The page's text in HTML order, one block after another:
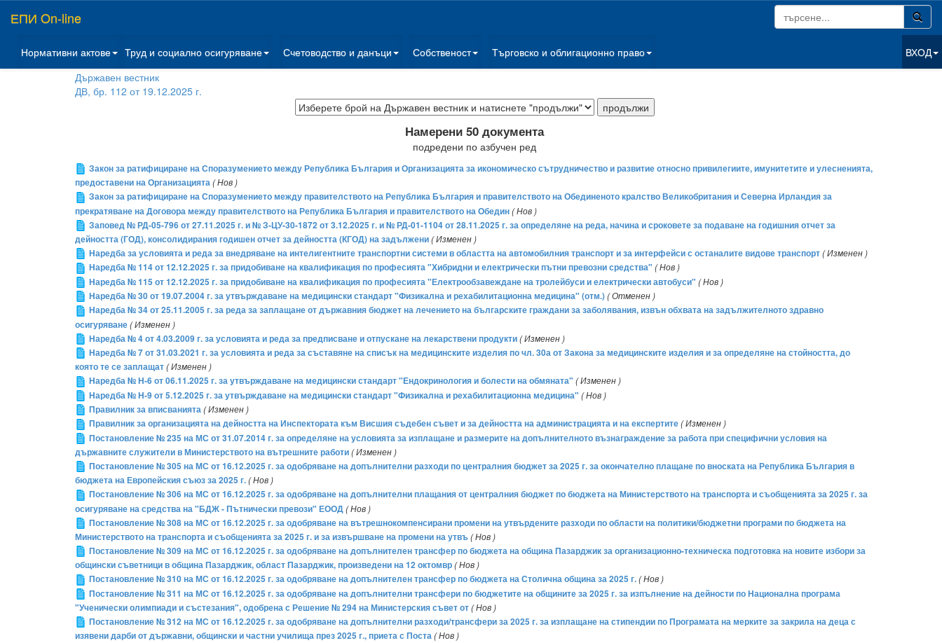
ЕПИ On-line
Нормативни актове Труд и социално осигуряване Счетоводство и данъци Собственост Търговско и облигационно право
ВХОД
Държавен вестник
ДВ, бр. 112 от 19.12.2025 г.
Намерени 50 документа
подредени по азбучен ред
Закон за ратифициране на Споразумението между Република България и Организацията за икономическо сътрудничество и развитие относно привилегиите, имунитетите и улесненията,
предоставени на Организацията( Нов )
Закон за ратифициране на Споразумението между правителството на Република България и правителството на Обединеното кралство Великобритания и Северна Ирландия за
прекратяване на Договора между правителството на Република България и правителството на Обедин( Нов )
Заповед № РД-05-796 от 27.11.2025 г. и № З-ЦУ-30-1872 от 3.12.2025 г. и № РД-01-1104 от 28.11.2025 г. за определяне на реда, начина и сроковете за подаване на годишния отчет за
дейността (ГОД), консолидирания годишен отчет за дейността (КГОД) на задължени( Изменен )
Наредба за условията и реда за внедряване на интелигентните транспортни системи в областта на автомобилния транспорт и за интерфейси с останалите видове транспорт( Изменен )
Наредба № 114 от 12.12.2025 г. за придобиване на квалификация по професията "Хибридни и електрически пътни превозни средства" ( Нов )
Наредба № 115 от 12.12.2025 г. за придобиване на квалификация по професията "Електрообзавеждане на тролейбуси и електрически автобуси" ( Нов )
Наредба № 30 от 19.07.2004 г. за утвърждаване на медицински стандарт "Физикална и рехабилитационна медицина" (отм.)( Отменен )
Наредба № 34 от 25.11.2005 г. за реда за заплащане от държавния бюджет на лечението на българските граждани за заболявания, извън обхвата на задължителното здравно
осигуряване( Изменен )
Наредба № 4 от 4.03.2009 г. за условията и реда за предписване и отпускане на лекарствени продукти( Изменен )
Наредба № 7 от 31.03.2021 г. за условията и реда за съставяне на списък на медицинските изделия по чл. 30а от Закона за медицинските изделия и за определяне на стойността, до
която те се заплащат( Изменен )
Наредба № Н-6 от 06.11.2025 г. за утвърждаване на медицински стандарт "Ендокринология и болести на обмяната" ( Изменен )
Наредба № Н-9 от 5.12.2025 г. за утвърждаване на медицински стандарт "Физикална и рехабилитационна медицина" ( Нов )
Правилник за вписванията( Изменен )
Правилник за организацията на дейността на Инспектората към Висшия съдебен съвет и за дейността на администрацията и на експертите( Изменен )
Постановление № 235 на МС от 31.07.2014 г. за определяне на условията за изплащане и размерите на допълнителното възнаграждение за работа при специфични условия на
държавните служители в Министерството на вътрешните работи( Изменен )
Постановление № 305 на МС от 16.12.2025 г. за одобряване на допълнителни разходи по централния бюджет за 2025 г. за окончателно плащане по вноската на Република България в
бюджета на Европейския съюз за 2025 г.( Нов )
Постановление № 306 на МС от 16.12.2025 г. за одобряване на допълнителни плащания от централния бюджет по бюджета на Министерството на транспорта и съобщенията за 2025 г. за
осигуряване на средства на "БДЖ - Пътнически превози" ЕООД( Нов )
Постановление № 308 на МС от 16.12.2025 г. за одобряване на вътрешнокомпенсирани промени на утвърдените разходи по области на политики/бюджетни програми по бюджета на
Министерството на транспорта и съобщенията за 2025 г. и за извършване на промени на утвъ( Нов )
Постановление № 309 на МС от 16.12.2025 г. за одобряване на допълнителен трансфер по бюджета на община Пазарджик за организационно-техническа подготовка на новите избори за
общински съветници в община Пазарджик, област Пазарджик, произведени на 12 октомвр( Нов )
Постановление № 310 на МС от 16.12.2025 г. за одобряване на допълнителен трансфер по бюджета на Столична община за 2025 г.( Нов )
Постановление № 311 на МС от 16.12.2025 г. за одобряване на допълнителни трансфери по бюджетите на общините за 2025 г. за изпълнение на дейности по Национална прог­рама
"Ученически олимпиади и състезания", одобрена с Решение № 294 на Министерския съвет от( Нов )
Постановление № 312 на МС от 16.12.2025 г. за одобряване на допълнителни разходи/трансфери за 2025 г. за изплащане на стипендии по Програмата на мерките за закрила на деца с
изявени дарби от държавни, общински и частни училища през 2025 г., приета с Поста( Нов )